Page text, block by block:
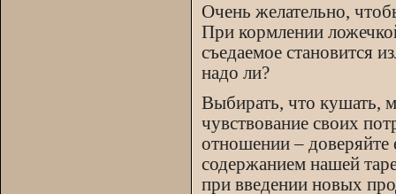
Очень желательно,
При кормлении
съедаемое становится
надо ли?
Выбирать, что кушать,
чувствование своих
отношении – доверяйте
содержанием нашей
при введении новых